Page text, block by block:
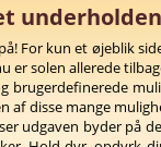
For kun et øjeblik
er solen allerede
brugerdefinerede
af disse mange
udgaven byder på